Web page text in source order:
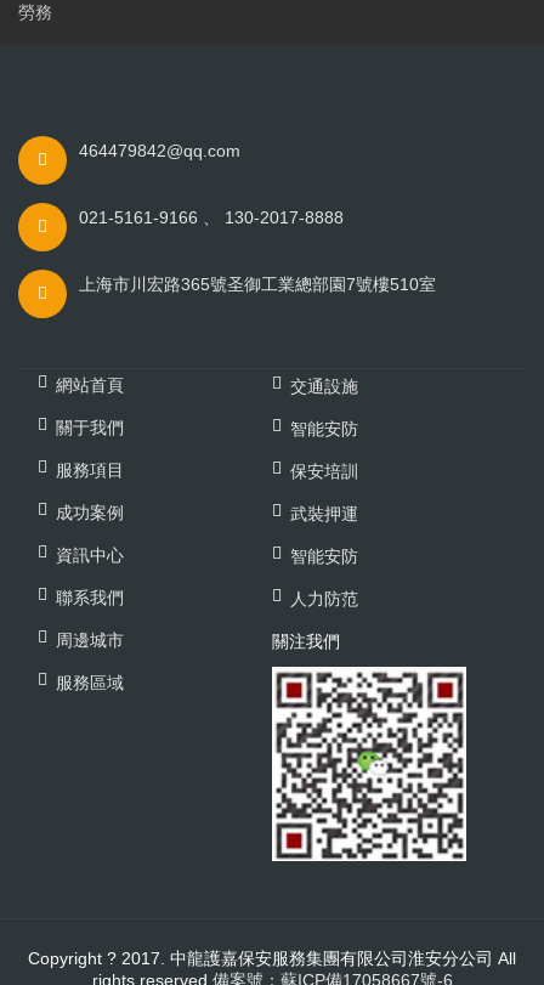
勞務
464479842@qq.com
021-5161-9166 、 130-2017-8888
上海市川宏路365號圣御工業總部園7號樓510室
網站首頁
關于我們
服務項目
成功案例
資訊中心
聯系我們
周邊城市
服務區域
交通設施
智能安防
保安培訓
武裝押運
智能安防
人力防范
關注我們
Copyright ? 2017. 中龍護嘉保安服務集團有限公司淮安分公司 All
rights reserved. 備案號：蘇ICP備17058667號-6